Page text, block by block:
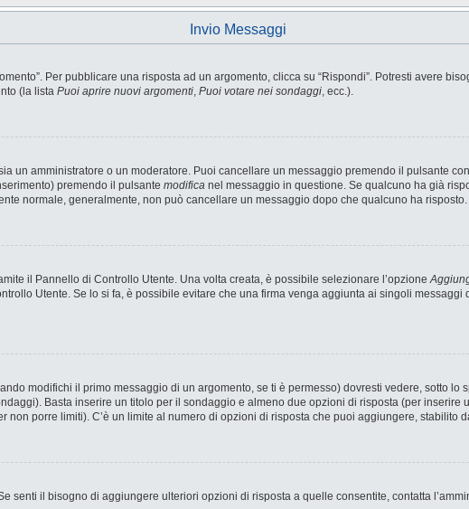
Invio Messaggi
Per pubblicare una risposta ad un argomento, clicca su “Rispondi”. Potresti avere
(la lista Puoi aprire nuovi argomenti, Puoi votare nei sondaggi, ecc.).
un amministratore o un moderatore. Puoi cancellare un messaggio premendo il pulsante
premendo il pulsante modifica nel messaggio in questione. Se qualcuno ha già
normale, generalmente, non può cancellare un messaggio dopo che qualcuno ha risposto.
il Pannello di Controllo Utente. Una volta creata, è possibile selezionare l’opzione
Utente. Se lo si fa, è possibile evitare che una firma venga aggiunta ai singoli
modifichi il primo messaggio di un argomento, se ti è permesso) dovresti vedere, sotto
Basta inserire un titolo per il sondaggio e almeno due opzioni di risposta (per inserire
porre limiti). C’è un limite al numero di opzioni di risposta che puoi aggiungere, stabilito
senti il bisogno di aggiungere ulteriori opzioni di risposta a quelle consentite, contatta